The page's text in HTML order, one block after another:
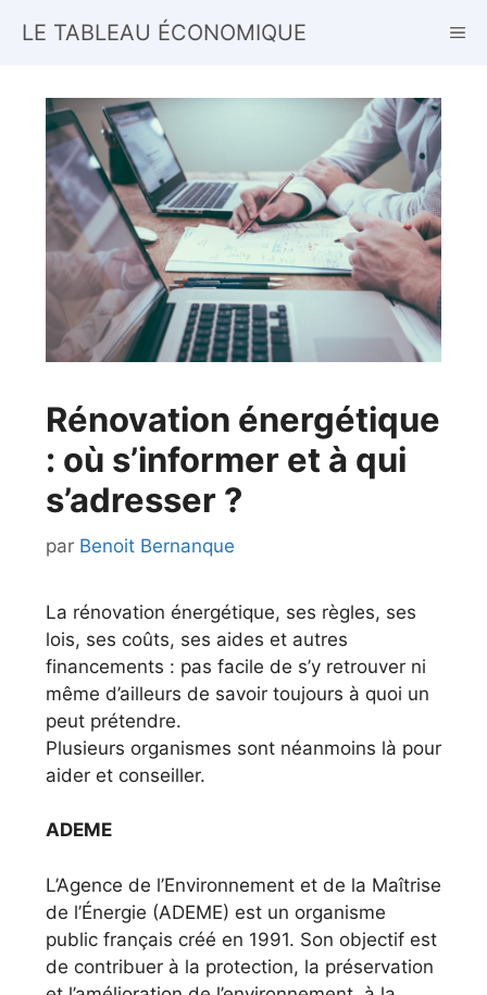
LE TABLEAU ÉCONOMIQUE
Rénovation énergétique
: où s’informer et à qui
s’adresser ?
par Benoit Bernanque
La rénovation énergétique, ses règles, ses
lois, ses coûts, ses aides et autres
financements : pas facile de s’y retrouver ni
même d’ailleurs de savoir toujours à quoi un
peut prétendre.
Plusieurs organismes sont néanmoins là pour
aider et conseiller.
ADEME
L’Agence de l’Environnement et de la Maîtrise
de l’Énergie (ADEME) est un organisme
public français créé en 1991. Son objectif est
de contribuer à la protection, la préservation